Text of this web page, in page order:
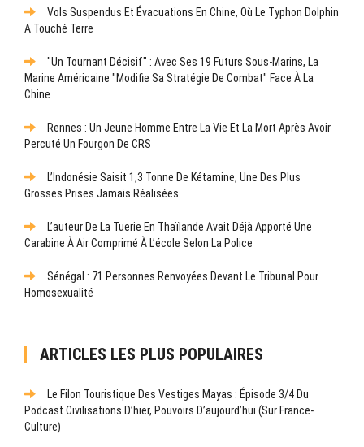
Vols Suspendus Et Évacuations En Chine, Où Le Typhon Dolphin
A Touché Terre
"Un Tournant Décisif" : Avec Ses 19 Futurs Sous-Marins, La
Marine Américaine "modifie Sa Stratégie De Combat" Face À La
Chine
Rennes : Un Jeune Homme Entre La Vie Et La Mort Après Avoir
Percuté Un Fourgon De CRS
L’Indonésie Saisit 1,3 Tonne De Kétamine, Une Des Plus
Grosses Prises Jamais Réalisées
L’auteur De La Tuerie En Thaïlande Avait Déjà Apporté Une
Carabine À Air Comprimé À L’école Selon La Police
Sénégal : 71 Personnes Renvoyées Devant Le Tribunal Pour
Homosexualité
ARTICLES LES PLUS POPULAIRES
Le Filon Touristique Des Vestiges Mayas : Épisode 3/4 Du
Podcast Civilisations D’hier, Pouvoirs D’aujourd’hui (sur France-
Culture)